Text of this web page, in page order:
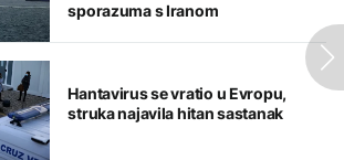
sporazuma s Iranom
Hantavirus se vratio u Evropu,
struka najavila hitan sastanak